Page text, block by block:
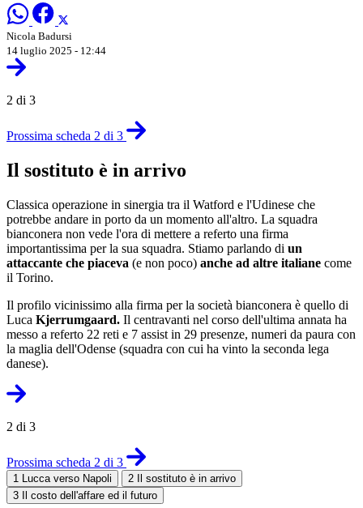
Nicola Badursi
14 luglio 2025 - 12:44
2 di 3
Prossima scheda 2 di 3
Il sostituto è in arrivo
Classica operazione in sinergia tra il Watford e l'Udinese che
potrebbe andare in porto da un momento all'altro. La squadra
bianconera non vede l'ora di mettere a referto una firma
importantissima per la sua squadra. Stiamo parlando di un
attaccante che piaceva (e non poco) anche ad altre italiane come
il Torino.
Il profilo vicinissimo alla firma per la società bianconera è quello di
Luca Kjerrumgaard. Il centravanti nel corso dell'ultima annata ha
messo a referto 22 reti e 7 assist in 29 presenze, numeri da paura con
la maglia dell'Odense (squadra con cui ha vinto la seconda lega
danese).
2 di 3
Prossima scheda 2 di 3
1 Lucca verso Napoli 2 Il sostituto è in arrivo
3 Il costo dell'affare ed il futuro